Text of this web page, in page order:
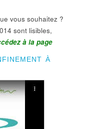
vous souhaitez ?
sont lisibles,
à la page
À